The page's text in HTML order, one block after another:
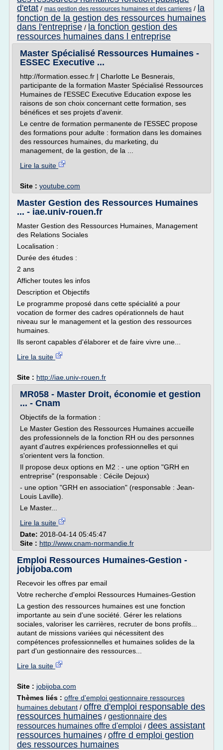
d'etat / mas gestion des ressources humaines et des carrieres / la
fonction de la gestion des ressources humaines
dans l'entreprise / la fonction gestion des
ressources humaines dans l entreprise
Master Spécialisé Ressources Humaines -
ESSEC Executive ...
http://formation.essec.fr | Charlotte Le Besnerais,
participante de la formation Master Spécialisé Ressources
Humaines de l'ESSEC Executive Education expose les
raisons de son choix concernant cette formation, ses
bénéfices et ses projets d'avenir.
Le centre de formation permanente de l'ESSEC propose
des formations pour adulte : formation dans les domaines
des ressources humaines, du marketing, du
management, de la gestion, de la ...
Lire la suite
Site : youtube.com
Master Gestion des Ressources Humaines
... - iae.univ-rouen.fr
Master Gestion des Ressources Humaines, Management
des Relations Sociales
Localisation :
Durée des études :
2 ans
Afficher toutes les infos
Description et Objectifs
Le programme proposé dans cette spécialité a pour
vocation de former des cadres opérationnels de haut
niveau sur le management et la gestion des ressources
humaines.
Ils seront capables d'élaborer et de faire vivre une...
Lire la suite
Site : http://iae.univ-rouen.fr
MR058 - Master Droit, économie et gestion
... - Cnam
Objectifs de la formation :
Le Master Gestion des Ressources Humaines accueille
des professionnels de la fonction RH ou des personnes
ayant d'autres expériences professionnelles et qui
s'orientent vers la fonction.
Il propose deux options en M2 : - une option "GRH en
entreprise" (responsable : Cécile Dejoux)
- une option "GRH en association" (responsable : Jean-
Louis Laville).
Le Master...
Lire la suite
Date: 2018-04-14 05:45:47
Site : http://www.cnam-normandie.fr
Emploi Ressources Humaines-Gestion -
jobijoba.com
Recevoir les offres par email
Votre recherche d'emploi Ressources Humaines-Gestion
La gestion des ressources humaines est une fonction
importante au sein d'une société. Gérer les relations
sociales, valoriser les carrières, recruter de bons profils...
autant de missions variées qui nécessitent des
compétences professionnelles et humaines solides de la
part d'un gestionnaire des ressources...
Lire la suite
Site : jobijoba.com
Thèmes liés : offre d'emploi gestionnaire ressources
humaines debutant / offre d'emploi responsable des
ressources humaines / gestionnaire des
ressources humaines offre d'emploi / dees assistant
ressources humaines / offre d emploi gestion
des ressources humaines